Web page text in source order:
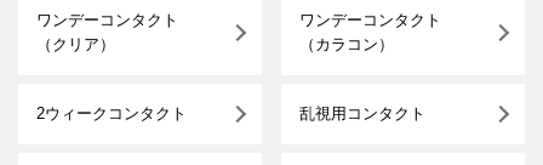
ワンデーコンタクト
（クリア）
ワンデーコンタクト
（カラコン）
2ウィークコンタクト 乱視用コンタクト